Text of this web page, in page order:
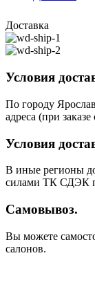
Доставка
Условия
По городу
адреса (при
Условия
В иные регионы
силами ТК СДЭК
Самовывоз.
Вы можете
салонов.